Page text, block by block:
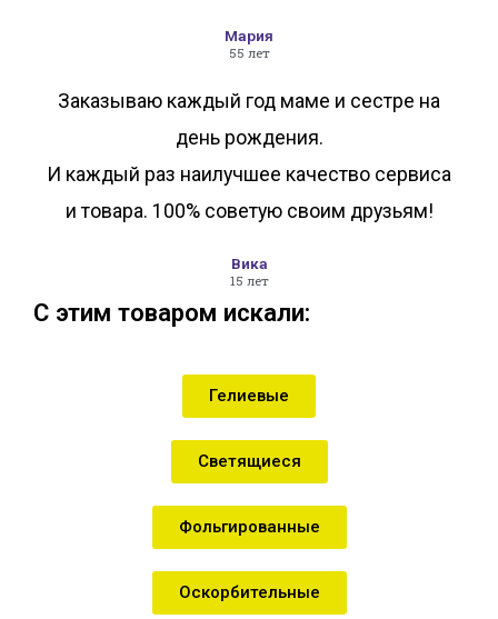
Мария
55 лет
Заказываю каждый год маме и сестре на
день рождения.
И каждый раз наилучшее качество сервиса
и товара. 100% советую своим друзьям!
Вика
15 лет
С этим товаром искали:
Гелиевые
Светящиеся
Фольгированные
Оскорбительные